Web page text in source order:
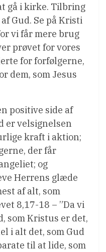
gå i kirke. Tilbring
Gud. Se på Kristi
vi får mere brug
prøvet for vores
for forfølgerne,
dem, som Jesus
positive side af
er velsignelsen
kraft i aktion;
der får
og
Herrens glæde
af alt, som
8,17-18 – ”Da vi
som Kristus er det,
i alt det, som Gud
til at lide, som